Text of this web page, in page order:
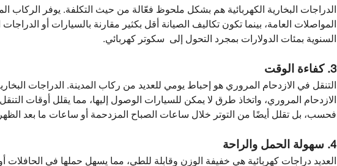
الدراجات البخارية الكهربائية هم بشكل ملحوظ فعّالة من حيث التكلفة. يوفر الركاب
المواصلات العامة، بينما تكون تكاليف الصيانة أقل بكثير مقارنة بالسيارات أو
السنوية بمئات الدولارات بمجرد التحول إلى سكوتر كهربائي.
3. كفاءة الوقت
التنقل في الازدحام المروري هو إحباط يومي للعديد من ركاب المدينة. الدراجات
الازدحام المروري، واتخاذ طرق لا يمكن للسيارات الوصول إليها، مما يقلل أوقات
فحسب، بل تقلل أيضًا من التوتر خلال ساعات الصباح المزدحمة أو ساعات ما بعد الظهر
4. سهولة الحمل والراحة
العديد دراجات كهربائية هي خفيفة الوزن وقابلة للطي، مما يسهل حملها في الحافلات